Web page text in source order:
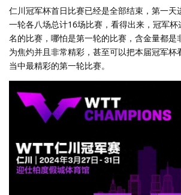
仁川冠军杯首日比赛已经是全部结束，第一天
一轮各八场总计16场比赛，看得出来，冠军
名的比赛，哪怕是第一轮的比赛，含金量都是
为焦灼并且非常精彩，甚至可以把本届冠军杯
当中最精彩的第一轮比赛。